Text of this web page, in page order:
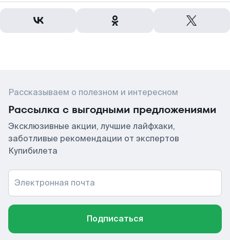
Рассказываем о полезном и интересном
Рассылка с выгодными предложениями
Эксклюзивные акции, лучшие лайфхаки,
заботливые рекомендации от экспертов
Купибилета
Электронная почта
Подписаться